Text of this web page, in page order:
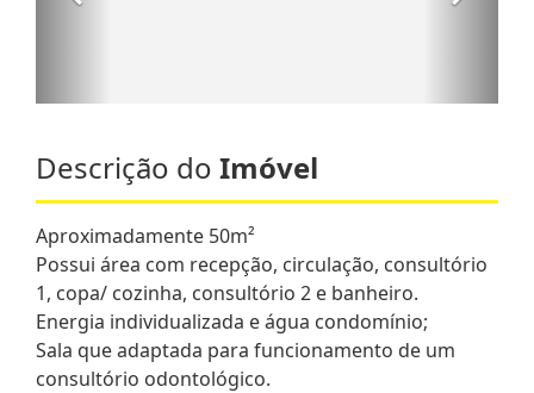
Descrição do Imóvel
Aproximadamente 50m²
Possui área com recepção, circulação, consultório
1, copa/ cozinha, consultório 2 e banheiro.
Energia individualizada e água condomínio;
Sala que adaptada para funcionamento de um
consultório odontológico.